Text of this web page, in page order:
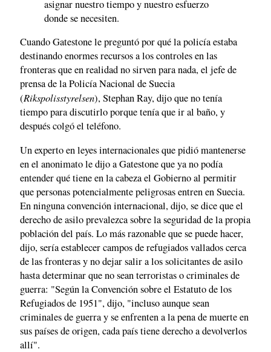
asignar nuestro tiempo y nuestro esfuerzo
donde se necesiten.
Cuando Gatestone le preguntó por qué la policía estaba
destinando enormes recursos a los controles en las
fronteras que en realidad no sirven para nada, el jefe de
prensa de la Policía Nacional de Suecia
(Rikspolisstyrelsen), Stephan Ray, dijo que no tenía
tiempo para discutirlo porque tenía que ir al baño, y
después colgó el teléfono.
Un experto en leyes internacionales que pidió mantenerse
en el anonimato le dijo a Gatestone que ya no podía
entender qué tiene en la cabeza el Gobierno al permitir
que personas potencialmente peligrosas entren en Suecia.
En ninguna convención internacional, dijo, se dice que el
derecho de asilo prevalezca sobre la seguridad de la propia
población del país. Lo más razonable que se puede hacer,
dijo, sería establecer campos de refugiados vallados cerca
de las fronteras y no dejar salir a los solicitantes de asilo
hasta determinar que no sean terroristas o criminales de
guerra: "Según la Convención sobre el Estatuto de los
Refugiados de 1951", dijo, "incluso aunque sean
criminales de guerra y se enfrenten a la pena de muerte en
sus países de origen, cada país tiene derecho a devolverlos
allí".